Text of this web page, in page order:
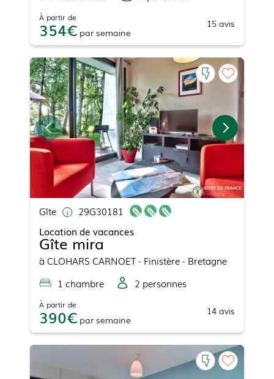
À partir de
354 par semaine
15 avis
Gîte
29G30181
Location de vacances
Gîte mira
à CLOHARS CARNOET- Finistère - Bretagne
1 chambre 2 personnes
À partir de
390 par semaine
14 avis